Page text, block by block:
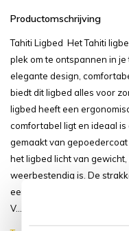
Productomschrijving
Tahiti Ligbed Het Tahiti
plek om te ontspannen in
elegante design,
biedt dit ligbed alles voor
ligbed heeft een
comfortabel ligt en ideaal
gemaakt van
het ligbed licht van
weerbestendig is. De
een eigentijdse rope-
V...